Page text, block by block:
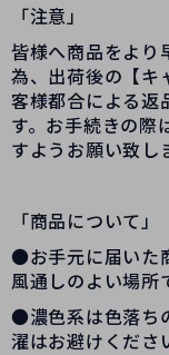
「注意」
皆様へ商品をより
為、出荷後の【キ
客様都合による返
す。お手続きの際
すようお願い致し
「商品について」
●お手元に届いた
風通しのよい場所
●濃色系は色落ち
濯はお避けくださ